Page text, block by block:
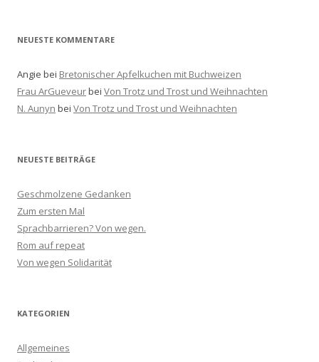
:NEUESTE KOMMENTARE
Angie bei Bretonischer Apfelkuchen mit Buchweizen
Frau ArGueveurbei Von Trotz und Trost und Weihnachten
N. Aunyn bei Von Trotz und Trost und Weihnachten
NEUESTE BEITRÄGE
Geschmolzene Gedanken
Zum ersten Mal
Sprachbarrieren? Von wegen.
Rom auf repeat
Von wegen Solidarität
KATEGORIEN
Allgemeines